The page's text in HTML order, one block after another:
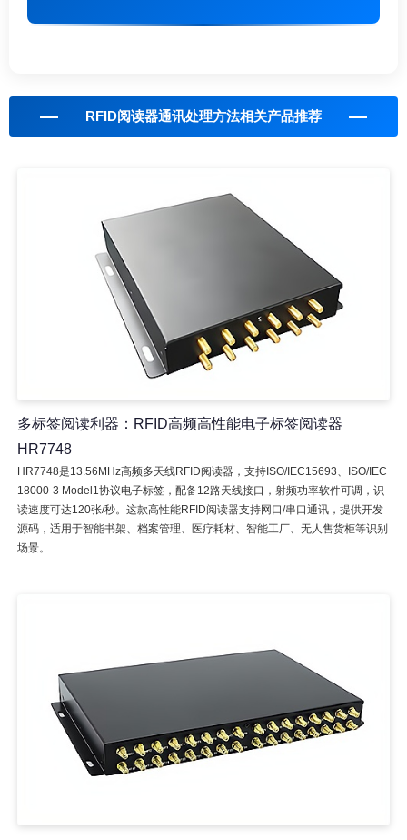
RFID阅读器通讯处理方法相关产品推荐
多标签阅读利器：RFID高频高性能电子标签阅读器
HR7748
HR7748是13.56MHz高频多天线RFID阅读器，支持ISO/IEC15693、ISO/IEC
18000-3 Model1协议电子标签，配备12路天线接口，射频功率软件可调，识
读速度可达120张/秒。这款高性能RFID阅读器支持网口/串口通讯，提供开发
源码，适用于智能书架、档案管理、医疗耗材、智能工厂、无人售货柜等识别
场景。